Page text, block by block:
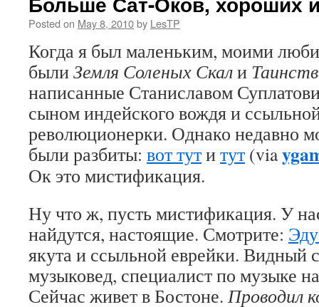
Posted on May 8, 2010by LesTP
Когда я был маленьким, моими
былиЗемля Соленых Скали
написанные Станиславом
сыном индейского вождя и
революционерки. Однако недавно
были разбиты: вот тутитут (via
Ок это мистификация.
Ну что ж, пусть мистификация. У
найдутся, настоящие. Смотрите:
якута и ссыльной еврейки. Видный
музыковед, специалист по музыке
Сейчас живет в Бостоне. Проводил